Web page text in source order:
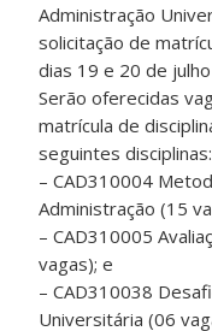
Administração
solicitação de
dias 19 e 20 de
Serão oferecidas
matrícula de
seguintes disciplinas:
– CAD310004
Administração (15
– CAD310005
vagas); e
– CAD310038
Universitária (06